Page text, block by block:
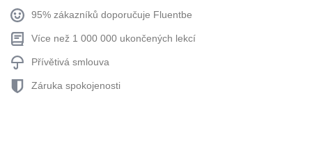
95% zákazníků doporučuje Fluentbe
Více než 1 000 000 ukončených lekcí
Přívětivá smlouva
Záruka spokojenosti